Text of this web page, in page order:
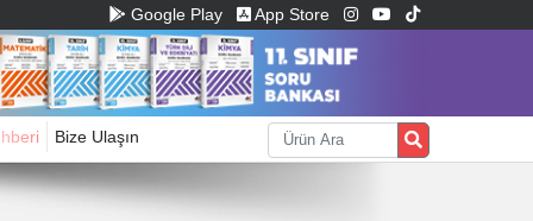
Google Play App Store
Bize Ulaşın